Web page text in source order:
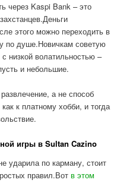
через Kaspi Bank – это
этого можно переходить в
по душе.Новичкам советую
низкой волатильностью –
и небольшие.
а не способ
к платному хобби, и тогда
игры в Sultan Cazino
ударила по карману, стоит
правил.Вотв этом